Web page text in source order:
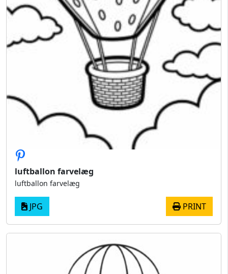
luftballon farvelæg
luftballon farvelæg
JPG PRINT